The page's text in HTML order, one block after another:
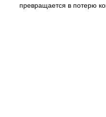
превращается в потерю